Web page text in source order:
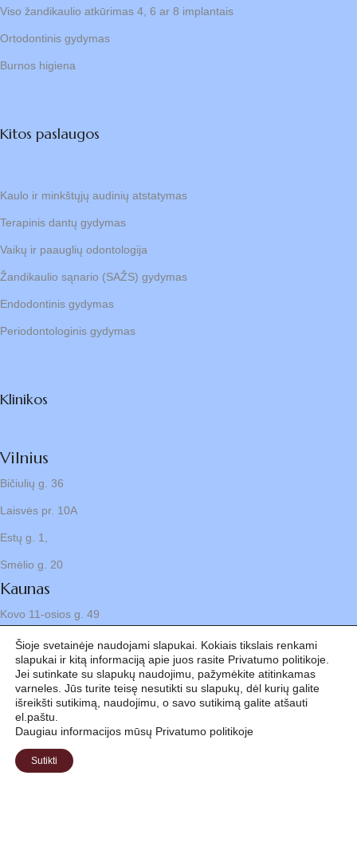
Viso žandikaulio atkūrimas 4, 6 ar 8 implantais
Ortodontinis gydymas
Burnos higiena
Kitos paslaugos
Kaulo ir minkštųjų audinių atstatymas
Terapinis dantų gydymas
Vaikų ir paauglių odontologija
Žandikaulio sąnario (SAŽS) gydymas
Endodontinis gydymas
Periodontologinis gydymas
Klinikos
Vilnius
Bičiulių g. 36
Laisvės pr. 10A
Estų g. 1,
Smėlio g. 20
Kaunas
Kovo 11-osios g. 49
Klaipėda
Gegužės g. 1
Svarbi informacija
Šioje svetainėje naudojami slapukai. Kokiais tikslais renkami
slapukai ir kitą informaciją apie juos rasite Privatumo politikoje.
Jei sutinkate su slapukų naudojimu, pažymėkite atitinkamas
varneles. Jūs turite teisę nesutikti su slapukų, dėl kurių galite
išreikšti sutikimą, naudojimu, o savo sutikimą galite atšauti
el.paštu.
Daugiau informacijos mūsų Privatumo politikoje
Sutikti